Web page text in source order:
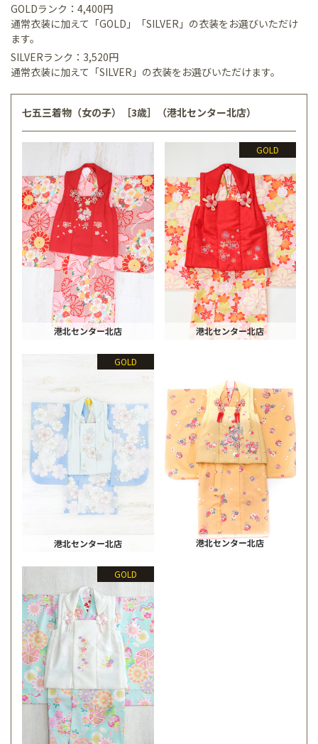
GOLDランク：4,400円
通常衣装に加えて「GOLD」「SILVER」の衣装をお選びいただけ
ます。
SILVERランク：3,520円
通常衣装に加えて「SILVER」の衣装をお選びいただけます。
七五三着物（女の子）［3歳］（港北センター北店）
港北センター北店
GOLD
港北センター北店
GOLD
港北センター北店 港北センター北店
GOLD